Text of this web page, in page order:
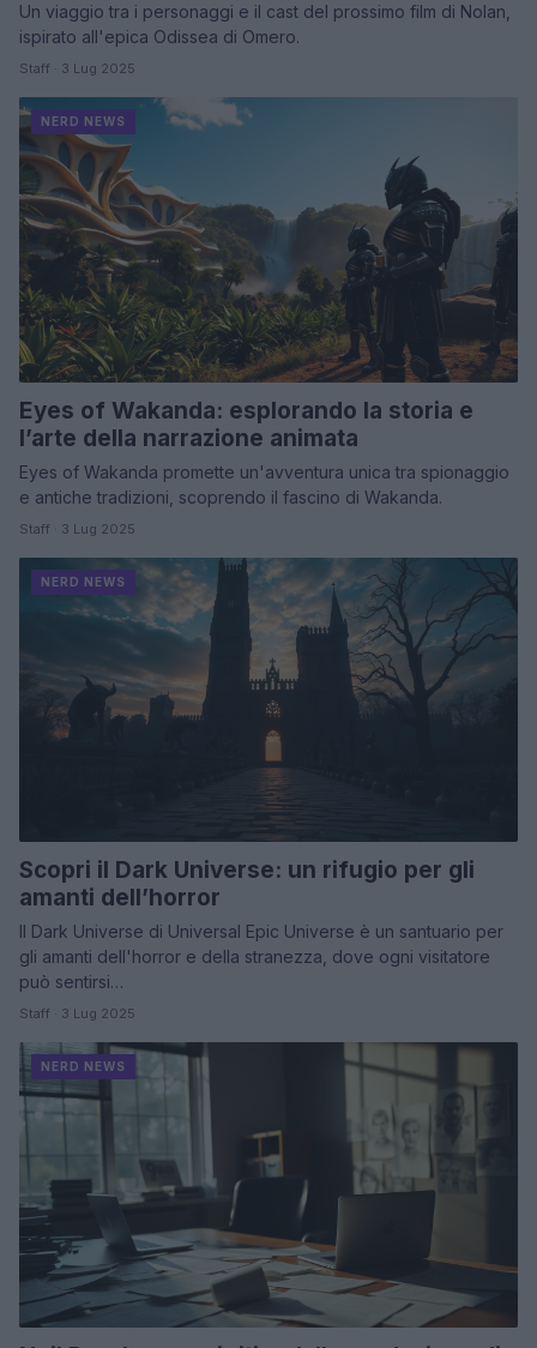
Un viaggio tra i personaggi e il cast del prossimo film di Nolan,
ispirato all'epica Odissea di Omero.
Staff · 3 Lug 2025
NERD NEWS
Eyes of Wakanda: esplorando la storia e
l’arte della narrazione animata
Eyes of Wakanda promette un'avventura unica tra spionaggio
e antiche tradizioni, scoprendo il fascino di Wakanda.
Staff · 3 Lug 2025
NERD NEWS
Scopri il Dark Universe: un rifugio per gli
amanti dell’horror
Il Dark Universe di Universal Epic Universe è un santuario per
gli amanti dell'horror e della stranezza, dove ogni visitatore
può sentirsi…
Staff · 3 Lug 2025
NERD NEWS